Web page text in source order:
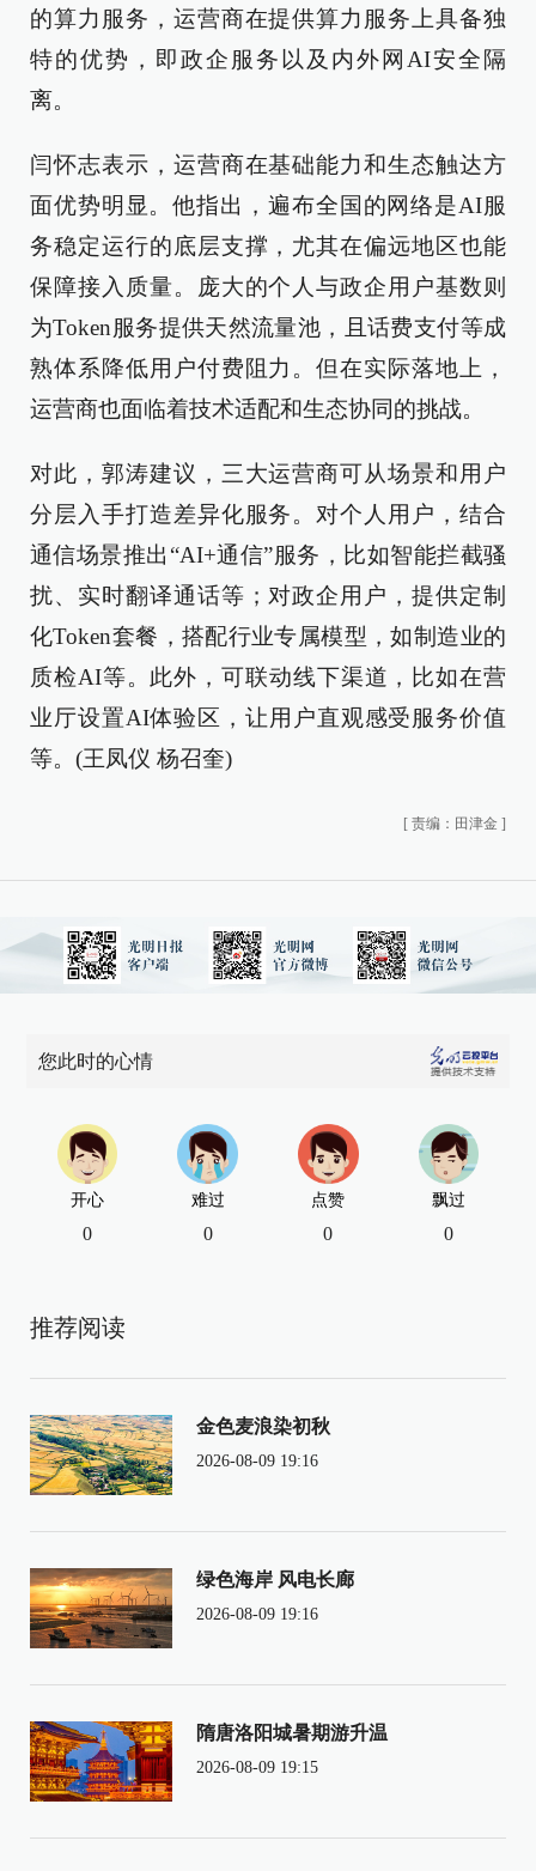
的算力服务，运营商在提供算力服务上具备独
特的优势，即政企服务以及内外网AI安全隔
离。
闫怀志表示，运营商在基础能力和生态触达方
面优势明显。他指出，遍布全国的网络是AI服
务稳定运行的底层支撑，尤其在偏远地区也能
保障接入质量。庞大的个人与政企用户基数则
为Token服务提供天然流量池，且话费支付等成
熟体系降低用户付费阻力。但在实际落地上，
运营商也面临着技术适配和生态协同的挑战。
对此，郭涛建议，三大运营商可从场景和用户
分层入手打造差异化服务。对个人用户，结合
通信场景推出“AI+通信”服务，比如智能拦截骚
扰、实时翻译通话等；对政企用户，提供定制
化Token套餐，搭配行业专属模型，如制造业的
质检AI等。此外，可联动线下渠道，比如在营
业厅设置AI体验区，让用户直观感受服务价值
等。(王凤仪 杨召奎)
[ 责编：田津金 ]
您此时的心情
开心
0
难过
0
点赞
0
飘过
0
推荐阅读
金色麦浪染初秋
2026-08-09 19:16
绿色海岸 风电长廊
2026-08-09 19:16
隋唐洛阳城暑期游升温
2026-08-09 19:15